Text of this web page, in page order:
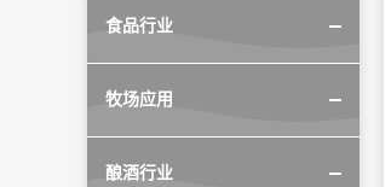
食品行业
牧场应用
酿酒行业